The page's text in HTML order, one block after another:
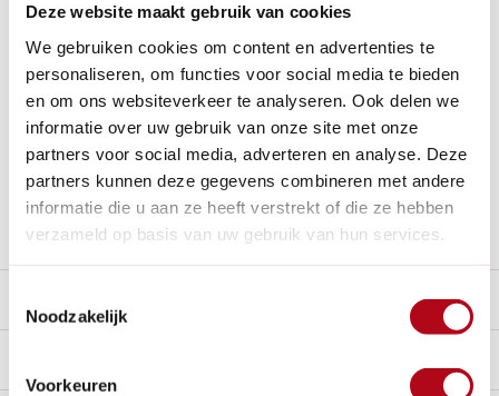
Deze website maakt gebruik van cookies
We gebruiken cookies om content en advertenties te
personaliseren, om functies voor social media te bieden
en om ons websiteverkeer te analyseren. Ook delen we
informatie over uw gebruik van onze site met onze
partners voor social media, adverteren en analyse. Deze
partners kunnen deze gegevens combineren met andere
informatie die u aan ze heeft verstrekt of die ze hebben
verzameld op basis van uw gebruik van hun services.
Noodzakelijk
Voorkeuren
Lees meer
Betaal achteraf met Riverty.
Gratis verzendenvanaf € 60 in België en Nederland.*
14dagen bedenktijd
Al28 jaarde tuinspecialist voor tuinliefhebbers
Nieuw:Haal je bestelling in Wilnis bij ons op!
Stel een vraag over dit product